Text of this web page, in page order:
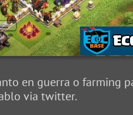
en guerra o farming
via twitter.